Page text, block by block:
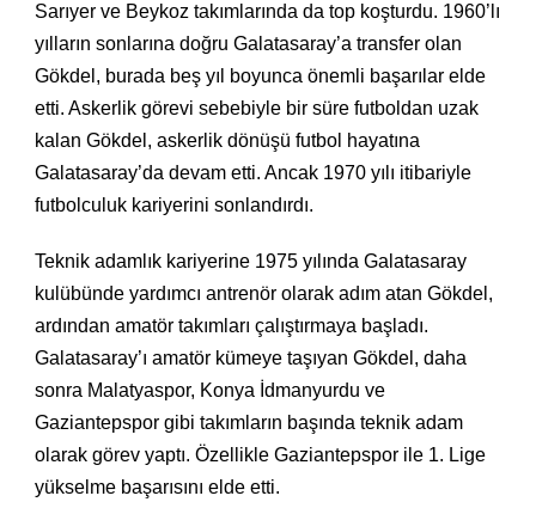
Sarıyer ve Beykoz takımlarında da top koşturdu. 1960’lı
yılların sonlarına doğru Galatasaray’a transfer olan
Gökdel, burada beş yıl boyunca önemli başarılar elde
etti. Askerlik görevi sebebiyle bir süre futboldan uzak
kalan Gökdel, askerlik dönüşü futbol hayatına
Galatasaray’da devam etti. Ancak 1970 yılı itibariyle
futbolculuk kariyerini sonlandırdı.
Teknik adamlık kariyerine 1975 yılında Galatasaray
kulübünde yardımcı antrenör olarak adım atan Gökdel,
ardından amatör takımları çalıştırmaya başladı.
Galatasaray’ı amatör kümeye taşıyan Gökdel, daha
sonra Malatyaspor, Konya İdmanyurdu ve
Gaziantepspor gibi takımların başında teknik adam
olarak görev yaptı. Özellikle Gaziantepspor ile 1. Lige
yükselme başarısını elde etti.